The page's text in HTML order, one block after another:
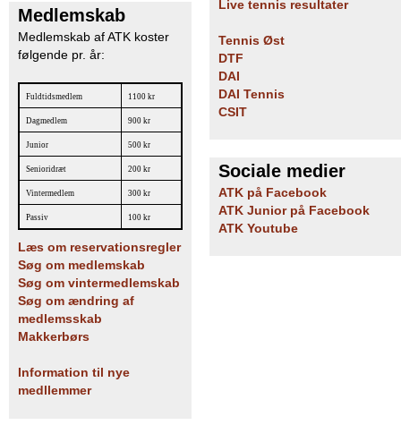
Medlemskab
Medlemskab af ATK koster
følgende pr. år:
Fuldtidsmedlem 1100 kr
Dagmedlem 900 kr
Junior 500 kr
Senioridræt 200 kr
Vintermedlem 300 kr
Passiv 100 kr
Læs om reservationsregler
Søg om medlemskab
Søg om vintermedlemskab
Søg om ændring af
medlemsskab
Makkerbørs
Information til nye
medllemmer
Live tennis resultater
Tennis Øst
DTF
DAI
DAI Tennis
CSIT
Sociale medier
ATK på Facebook
ATK Junior på Facebook
ATK Youtube